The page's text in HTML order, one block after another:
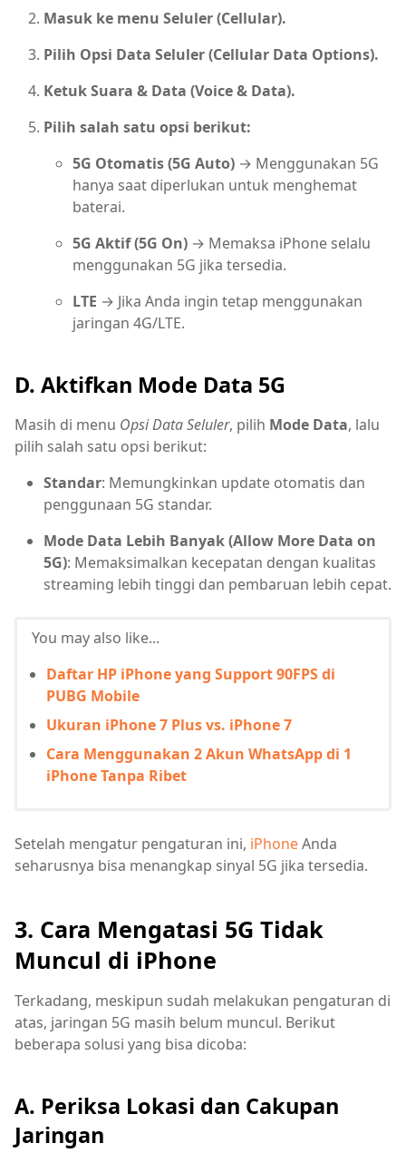
Masuk ke menu Seluler (Cellular).
Pilih Opsi Data Seluler (Cellular Data Options).
Ketuk Suara & Data (Voice & Data).
Pilih salah satu opsi berikut:
5G Otomatis (5G Auto) → Menggunakan 5G
hanya saat diperlukan untuk menghemat
baterai.
5G Aktif (5G On) → Memaksa iPhone selalu
menggunakan 5G jika tersedia.
LTE → Jika Anda ingin tetap menggunakan
jaringan 4G/LTE.
D. Aktifkan Mode Data 5G
Masih di menu Opsi Data Seluler, pilih Mode Data, lalu
pilih salah satu opsi berikut:
Standar: Memungkinkan update otomatis dan
penggunaan 5G standar.
Mode Data Lebih Banyak (Allow More Data on
5G): Memaksimalkan kecepatan dengan kualitas
streaming lebih tinggi dan pembaruan lebih cepat.
You may also like...
Daftar HP iPhone yang Support 90FPS di
PUBG Mobile
Ukuran iPhone 7 Plus vs. iPhone 7
Cara Menggunakan 2 Akun WhatsApp di 1
iPhone Tanpa Ribet
Setelah mengatur pengaturan ini, iPhoneAnda
seharusnya bisa menangkap sinyal 5G jika tersedia.
3. Cara Mengatasi 5G Tidak
Muncul di iPhone
Terkadang, meskipun sudah melakukan pengaturan di
atas, jaringan 5G masih belum muncul. Berikut
beberapa solusi yang bisa dicoba:
A. Periksa Lokasi dan Cakupan
Jaringan